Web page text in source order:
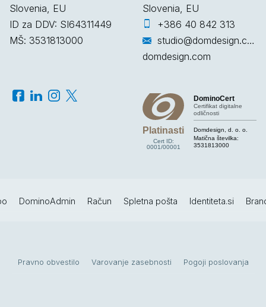
Slovenia, EU
ID za DDV: SI64311449
MŠ: 3531813000
Slovenia, EU
+386 40 842 313
studio@domdesign.com
domdesign.com
Platinasti
Cert ID:
0001/00001
DominoCert
Certifikat digitalne
odličnosti
Domdesign, d. o. o.
Matična številka:
3531813000
DominoAdmin Račun Spletna pošta Identiteta.si
Pravno obvestilo Varovanje zasebnosti Pogoji poslovanja